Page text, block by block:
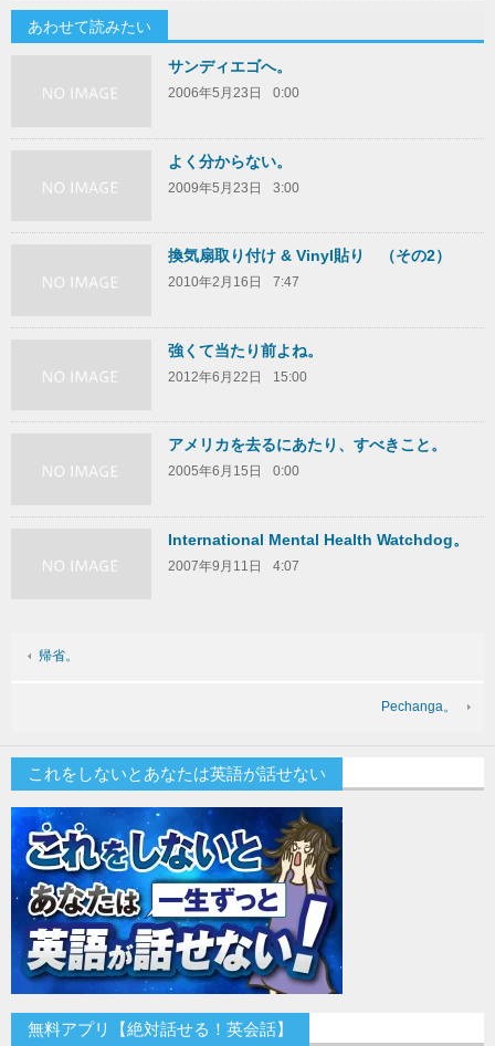
あわせて読みたい
サンディエゴへ。
2006年5月23日 0:00
よく分からない。
2009年5月23日 3:00
換気扇取り付け & Vinyl貼り （その2）
2010年2月16日 7:47
強くて当たり前よね。
2012年6月22日 15:00
アメリカを去るにあたり、すべきこと。
2005年6月15日 0:00
International Mental Health Watchdog。
2007年9月11日 4:07
帰省。
Pechanga。
これをしないとあなたは英語が話せない
無料アプリ【絶対話せる！英会話】